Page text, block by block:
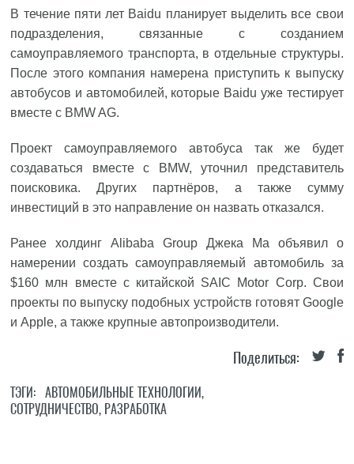
В течение пяти лет Baidu планирует выделить все свои
подразделения, связанные с созданием
самоуправляемого транспорта, в отдельные структуры.
После этого компания намерена приступить к выпуску
автобусов и автомобилей, которые Baidu уже тестирует
вместе с BMW AG.
Проект самоуправляемого автобуса так же будет
создаваться вместе с BMW, уточнил представитель
поисковика. Других партнёров, а также сумму
инвестиций в это направление он назвать отказался.
Ранее холдинг Alibaba Group Джека Ма объявил о
намерении создать самоуправляемый автомобиль за
$160 млн вместе с китайской SAIC Motor Corp. Свои
проекты по выпуску подобных устройств готовят Google
и Apple, а также крупные автопроизводители.
Поделиться:
ТЭГИ: АВТОМОБИЛЬНЫЕ ТЕХНОЛОГИИ,
СОТРУДНИЧЕСТВО, РАЗРАБОТКА